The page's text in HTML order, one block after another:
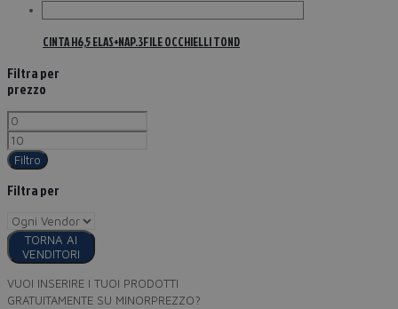
CINTA H6,5 ELAS+NAP.3FILE OCCHIELLI TOND
Filtra per
prezzo
Filtro
Filtra per
TORNA AI
VENDITORI
VUOI INSERIRE I TUOI PRODOTTI
GRATUITAMENTE SU MINORPREZZO?